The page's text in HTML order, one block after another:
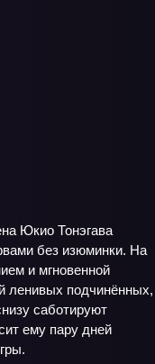
Юкио Тонэгава
без изюминки. На
и мгновенной
ленивых подчинённых,
саботируют
ему пару дней